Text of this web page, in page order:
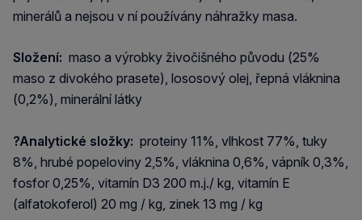
minerálů a nejsou v ní používány náhražky masa.
Složení: maso a výrobky živočišného původu (25%
maso z divokého prasete), lososový olej, řepná vláknina
(0,2%), minerální látky
?Analytické složky: proteiny 11%, vlhkost 77%, tuky
8%, hrubé popeloviny 2,5%, vláknina 0,6%, vápník 0,3%,
fosfor 0,25%, vitamín D3 200 m.j./ kg, vitamín E
(alfatokoferol) 20 mg / kg, zinek 13 mg / kg